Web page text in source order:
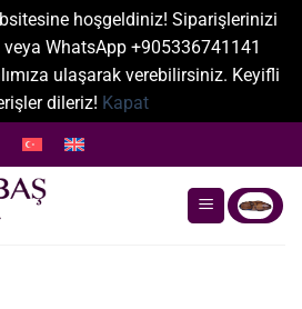
hoşgeldiniz! Siparişlerinizi
WhatsApp +905336741141
ulaşarak verebilirsiniz. Keyifli
dileriz! Kapat